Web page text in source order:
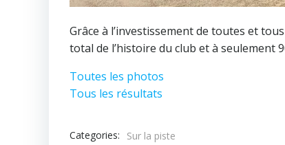
Grâce à l’investissement de toutes et
total de l’histoire du club et à seulement
Toutes les photos
Tous les résultats
Categories:
Sur la piste